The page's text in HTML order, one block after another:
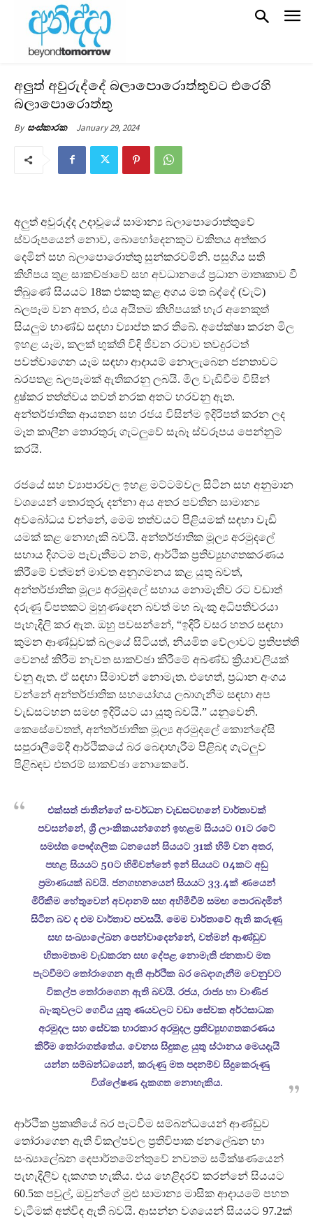
අලුත් අවුරුද්දේ බලාපොරොත්තුවට එරෙහි
බලාපොරොත්තු
By සංස්කාරක January 29, 2024
අලුත් අවුරුද්ද උදාවූයේ සාමාන්‍ය බලාපොරොත්තුවේ
ස්වරූපයෙන් නොව, බොහෝදෙනකුට චකිතය අත්කර
දෙමින් සහ බලාපොරොත්තු සුන්කරවමිනි. පසුගිය සති
කිහිපය තුළ සාකච්ඡාවේ සහ අවධානයේ ප්‍රධාන මාතෘකාව වී
තිබුණේ සියයට 18ක එකතු කළ අගය මත බද්දේ (වැට්)
බලපෑම වන අතර, එය අයිතම කිහිපයක් හැර අනෙකුත්
සියලුම භාණ්ඩ සඳහා ව්‍යාප්ත කර තිබේ. අපේක්ෂා කරන මිල
ඉහළ යෑම, කලක් භුක්ති විඳි ජීවන රටාව තවදුරටත්
පවත්වාගෙන යෑම සඳහා ආදායම් නොලැබෙන ජනතාවට
බරපතළ බලපෑමක් ඇතිකරනු ලබයි. මිල වැඩිවීම විසින්
දුෂ්කර තත්ත්වය තවත් නරක අතට හරවනු ඇත.
අන්තර්ජාතික ආයතන සහ රජය විසින්ම ඉදිරිපත් කරන ලද
මෑත කාලීන තොරතුරු ගැටලුවේ සැබෑ ස්වරූපය පෙන්නුම්
කරයි.
රජයේ සහ ව්‍යාපාරවල ඉහළ මට්ටම්වල සිටින සහ අනුමාන
වශයෙන් තොරතුරු දන්නා අය අතර පවතින සාමාන්‍ය
අවබෝධය වන්නේ, මෙම තත්වයට පිළියමක් සඳහා වැඩි
යමක් කළ නොහැකි බවයි. අන්තර්ජාතික මූල්‍ය අරමුදලේ
සහාය දිගටම පැවැතීමට නම්, ආර්ථික ප්‍රතිව්‍යුහගතකරණය
කිරීමේ වත්මන් මාවත අනුගමනය කළ යුතු බවත්,
අන්තර්ජාතික මූල්‍ය අරමුදලේ සහාය නොමැතිව රට වඩාත්
දරුණු විපතකට මුහුණදෙන බවත් මහ බැංකු අධිපතිවරයා
පැහැදිලි කර ඇත. ඔහු පවසන්නේ, “ඉදිරි වසර හතර සඳහා
කුමන ආණ්ඩුවක් බලයේ සිටියත්, නියමිත වේලාවට ප්‍රතිපත්ති
වෙනස් කිරීම නැවත සාකච්ඡා කිරීමේ අඛණ්ඩ ක්‍රියාවලියක්
වනු ඇත. ඒ සඳහා සීමාවන් නොමැත. එහෙත්, ප්‍රධාන අංගය
වන්නේ අන්තර්ජාතික සහයෝගය ලබාගැනීම සඳහා අප
වැඩසටහන සමඟ ඉදිරියට යා යුතු බවයි.” යනුවෙනි.
කෙසේවෙතත්, අන්තර්ජාතික මූල්‍ය අරමුදලේ කොන්දේසි
සපුරාලීමේදී ආර්ථිකයේ බර බෙදාහැරීම පිළිබඳ ගැටලුව
පිළිබඳව එතරම් සාකච්ඡා නොකෙරේ.
එක්සත් ජාතීන්ගේ සංවර්ධන වැඩසටහනේ වාර්තාවක්
පවසන්නේ, ශ්‍රී ලාංකිකයන්ගෙන් ඉහළම සියයට 01ට රටේ
සමස්ත පෞද්ගලික ධනයෙන් සියයට 31ක් හිමි වන අතර,
පහළ සියයට 50ට හිමිවන්නේ ඉන් සියයට 04කට අඩු
ප්‍රමාණයක් බවයි. ජනගහනයෙන් සියයට 33.4ක් ණයෙන්
මිරිකීම හේතුවෙන් අවදානම් සහ අහිමිවීම් සමඟ පොරබදමින්
සිටින බව ද එම වාර්තාව පවසයි. මෙම වාර්තාවේ ඇති කරුණු
සහ සංඛ්‍යාලේඛන පෙන්වාදෙන්නේ, වත්මන් ආණ්ඩුව
හිතාමතාම වැඩකරන සහ දේපළ නොමැති ජනතාව මත
පැටවීමට තෝරාගෙන ඇති ආර්ථික බර බෙදාගැනීම වෙනුවට
විකල්ප තෝරාගෙන ඇති බවයි. රජය, රාජ්‍ය හා වාණිජ
බැංකුවලට ගෙවිය යුතු ණයවලට වඩා සේවක අර්ථසාධක
අරමුදල සහ සේවක භාරකාර අරමුදල ප්‍රතිව්‍යුහගතකරණය
කිරීම තෝරාගත්තේය. වෙනස සිදුකළ යුතු ස්ථානය මෙයදැයි
යන්න සම්බන්ධයෙන්, කරුණු මත පදනම්ව සිදුකෙරුණු
විශ්ලේෂණ දැකගත නොහැකිය.
ආර්ථික ප්‍රකෘතියේ බර පැටවීම සම්බන්ධයෙන් ආණ්ඩුව
තෝරාගෙන ඇති විකල්පවල ප්‍රතිවිපාක ජනලේඛන හා
සංඛ්‍යාලේඛන දෙපාර්තමේන්තුවේ නවතම සමීක්ෂණයෙන්
පැහැදිලිව දැකගත හැකිය. එය හෙළිදරව් කරන්නේ සියයට
60.5ක පවුල්, ඔවුන්ගේ මුළු සාමාන්‍ය මාසික ආදායමේ පහත
වැටීමක් අත්විඳ ඇති බවයි. ආසන්න වශයෙන් සියයට 97.2ක්